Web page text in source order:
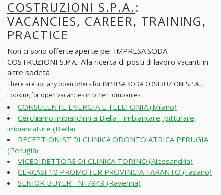
COSTRUZIONI S.P.A.:
VACANCIES, CAREER, TRAINING,
PRACTICE
Non ci sono offerte aperte per IMPRESA SODA
COSTRUZIONI S.P.A.. Alla ricerca di posti di lavoro vacanti in
altre società
There are not any open offers for IMPRESA SODA COSTRUZIONI S.P.A..
Looking for open vacancies in other companies
CONSULENTE ENERGIA E TELEFONIA (Milano)
Cerchiamo imbianchini a Biella - imbiancare, pitturare,
imbiancature (Biella)
RECEPTIONIST DI CLINICA ODONTOIATRICA PERUGIA
(Perugia)
VICEDIRETTORE DI CLINICA TORINO (Alessandria)
CERCASI 10 PROMOTER PROVINCIA TARANTO (Fasano)
SENIOR BUYER - NT/949 (Ravenna)